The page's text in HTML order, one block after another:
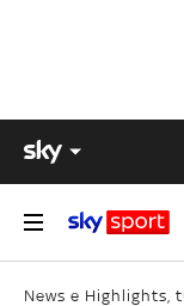
News e Highlights,